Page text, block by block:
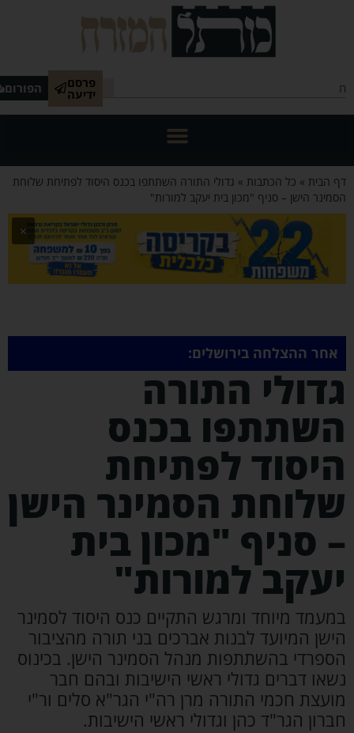
פרסם
ידיעה הפורום
הבית»כל הכתבות»גדולי התורה השתתפו בכנס היסוד לפתיחת שלוחת
הישן – סניף "מכון בית יעקב למורות"
×
אחר ההצלחה בירושלים:
התורה
בכנס
לפתיחת
הסמינר הישן
סניף "מכון בית
למורות"
מיוחד ומרגש התקיים כנס היסוד לסמינר
המיועד לבנות אברכים בני תורה מהציבור
בהשתתפות מנהל הסמינר הישן. בכינוס
דברים גדולי ראשי הישיבות ובהם חבר
חכמי התורה מרן רה"י הגר"א סלים ור"י
הגר"ד כהן וגדולי ראשי הישיבות.